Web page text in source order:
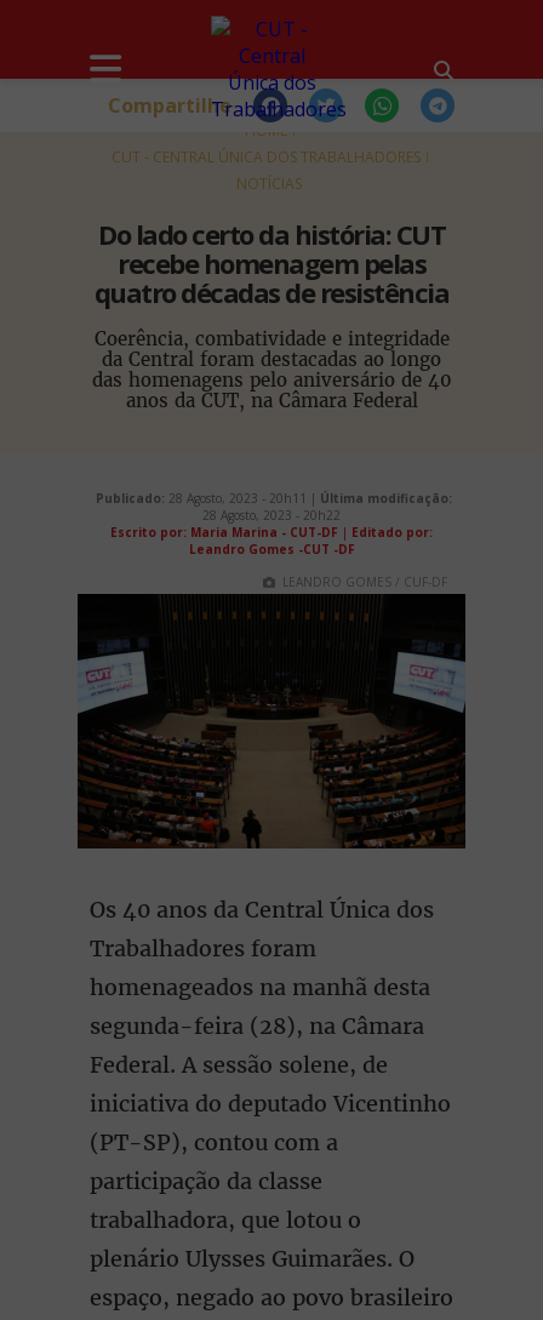
HOME
CUT - CENTRAL ÚNICA DOS TRABALHADORES
NOTÍCIAS
Do lado certo da história: CUT
recebe homenagem pelas
quatro décadas de resistência
Coerência, combatividade e integridade
da Central foram destacadas ao longo
das homenagens pelo aniversário de 40
anos da CUT, na Câmara Federal
Compartilhe
Publicado: 28 Agosto, 2023 - 20h11 | Última modificação:
28 Agosto, 2023 - 20h22
Escrito por: Maria Marina - CUT-DF | Editado por:
Leandro Gomes -CUT -DF
LEANDRO GOMES / CUF-DF
Os 40 anos da Central Única dos
Trabalhadores foram
homenageados na manhã desta
segunda-feira (28), na Câmara
Federal. A sessão solene, de
iniciativa do deputado Vicentinho
(PT-SP), contou com a
participação da classe
trabalhadora, que lotou o
plenário Ulysses Guimarães. O
espaço, negado ao povo brasileiro